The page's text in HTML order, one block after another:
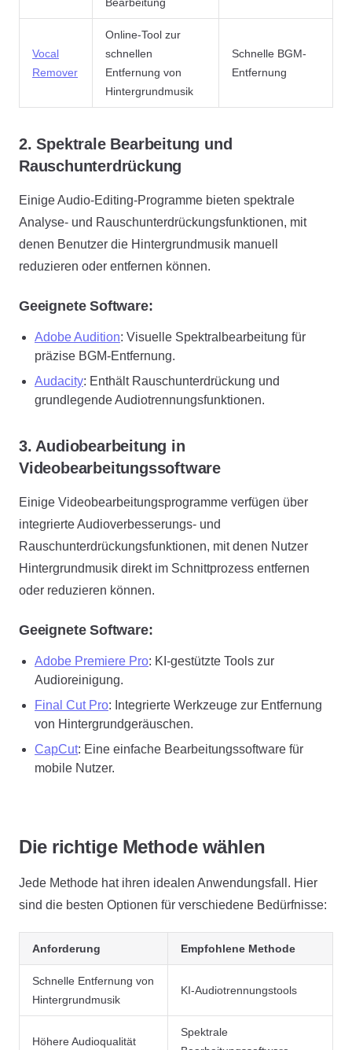
Vocal
Remover
Online-Tool zur
schnellen
Entfernung von
Hintergrundmusik
Schnelle BGM-
Entfernung
2. Spektrale Bearbeitung und
Rauschunterdrückung
Einige Audio-Editing-Programme bieten spektrale
Analyse- und Rauschunterdrückungsfunktionen, mit
denen Benutzer die Hintergrundmusik manuell
reduzieren oder entfernen können.
Geeignete Software:
Adobe Audition: Visuelle Spektralbearbeitung für
präzise BGM-Entfernung.
Audacity: Enthält Rauschunterdrückung und
grundlegende Audiotrennungsfunktionen.
3. Audiobearbeitung in
Videobearbeitungssoftware
Einige Videobearbeitungsprogramme verfügen über
integrierte Audioverbesserungs- und
Rauschunterdrückungsfunktionen, mit denen Nutzer
Hintergrundmusik direkt im Schnittprozess entfernen
oder reduzieren können.
Geeignete Software:
Adobe Premiere Pro: KI-gestützte Tools zur
Audioreinigung.
Final Cut Pro: Integrierte Werkzeuge zur Entfernung
von Hintergrundgeräuschen.
CapCut: Eine einfache Bearbeitungssoftware für
mobile Nutzer.
Die richtige Methode wählen
Jede Methode hat ihren idealen Anwendungsfall. Hier
sind die besten Optionen für verschiedene Bedürfnisse:
Anforderung Empfohlene Methode
Schnelle Entfernung von
Hintergrundmusik
KI-Audiotrennungstools
Höhere Audioqualität
Spektrale